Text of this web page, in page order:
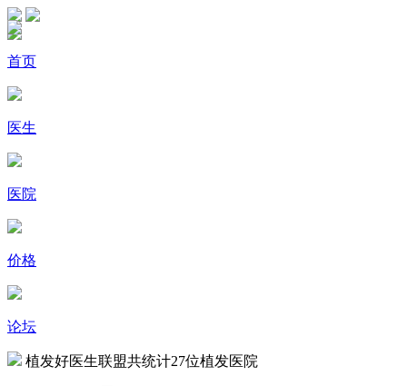
首页
医生
医院
价格
论坛
植发好医生联盟共统计27位植发医院